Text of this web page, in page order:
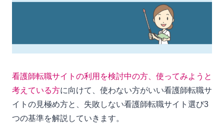
看護師転職サイトの利用を検討中の方、使ってみようと
考えている方に向けて、使わない方がいい看護師転職サ
イトの見極め方と、失敗しない看護師転職サイト選び3
つの基準を解説していきます。